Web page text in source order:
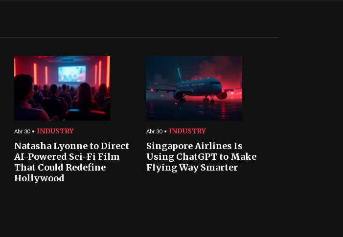
Abr 30 INDUSTRY
Natasha Lyonne to Direct
AI-Powered Sci-Fi Film
That Could Redefine
Hollywood
Abr 30 INDUSTRY
Singapore Airlines Is
Using ChatGPT to Make
Flying Way Smarter